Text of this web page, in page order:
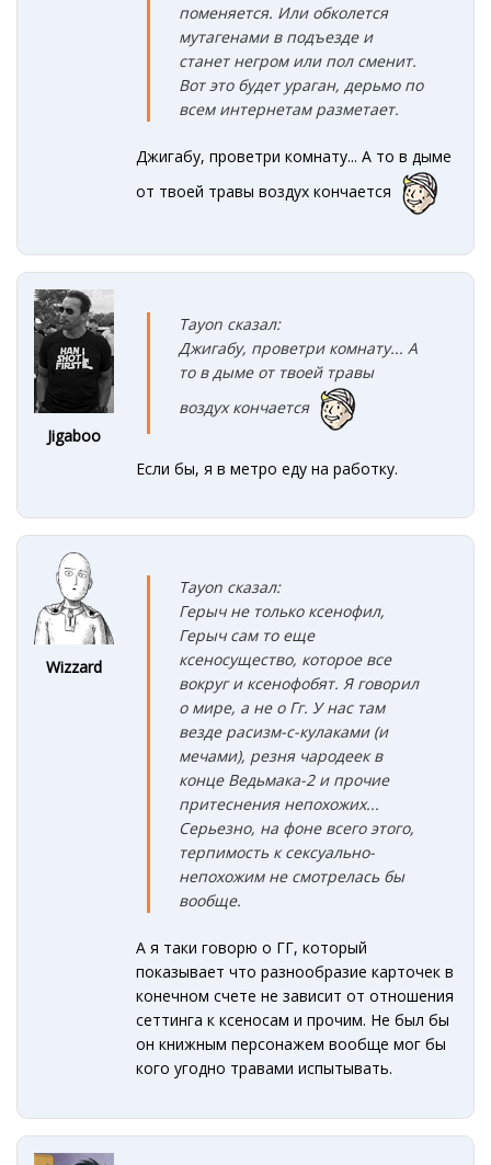
поменяется. Или обколется
мутагенами в подъезде и
станет негром или пол сменит.
Вот это будет ураган, дерьмо по
всем интернетам разметает.
Джигабу, проветри комнату... А то в дыме
от твоей травы воздух кончается
Jigaboo
Tayon сказал:
Джигабу, проветри комнату... А
то в дыме от твоей травы
воздухкончается
Если бы, я в метро еду на работку.
Wizzard
Tayon сказал:
Герыч не только ксенофил,
Герыч сам то еще
ксеносущество, которое все
вокруг и ксенофобят. Я говорил
о мире, а не о Гг. У нас там
везде расизм-с-кулаками (и
мечами), резня чародеек в
конце Ведьмака-2 и прочие
притеснения непохожих...
Серьезно, на фоне всего этого,
терпимость к сексуально-
непохожим не смотрелась бы
вообще.
А я таки говорю о ГГ, который
показывает что разнообразие карточек в
конечном счете не зависит от отношения
сеттинга к ксеносам и прочим. Не был бы
он книжным персонажем вообще мог бы
кого угодно травами испытывать.